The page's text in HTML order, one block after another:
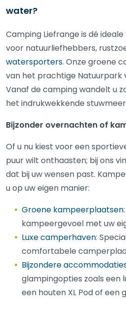
water?
Camping Liefrange is dé
voor natuurliefhebbers,
watersporters. Onze groene
van het prachtige Natuurpark
Vanaf de camping wandelt u
het indrukwekkende
Bijzonder overnachten of
Of u nu kiest voor een
puur wilt onthaasten; bij ons
dat bij uw wensen past.
u op uw eigen manier:
Groene kampeerplaatsen
kampeergevoel met uw
Luxe camperhaven:
comfortabele
Bijzondere
glampingopties zoals een
een houten XL Pod of een